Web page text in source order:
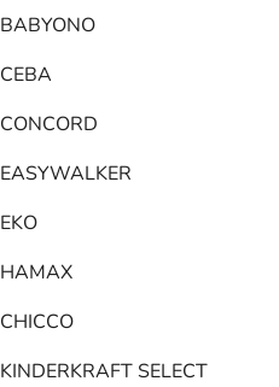
BABYONO
CEBA
CONCORD
EASYWALKER
EKO
HAMAX
CHICCO
KINDERKRAFT SELECT